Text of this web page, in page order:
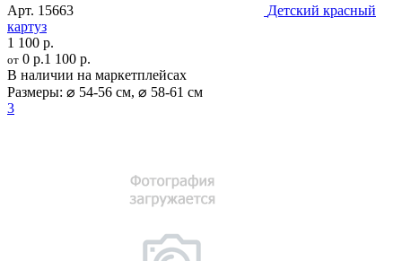
Арт. 15663
Детский красный
картуз
1 100 р.
от 0 р.1 100 р.
В наличии на маркетплейсах
Размеры: ⌀ 54-56 см, ⌀ 58-61 см
3